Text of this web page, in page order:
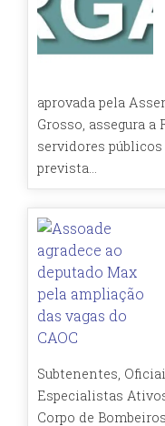
aprovada pela
Grosso, assegura a
servidores
prevista...
Subtenentes,
Especialistas
Corpo de